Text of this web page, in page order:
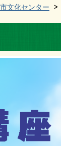
文化センター